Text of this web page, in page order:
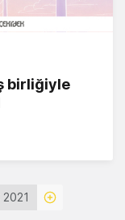
birliğiyle
2021